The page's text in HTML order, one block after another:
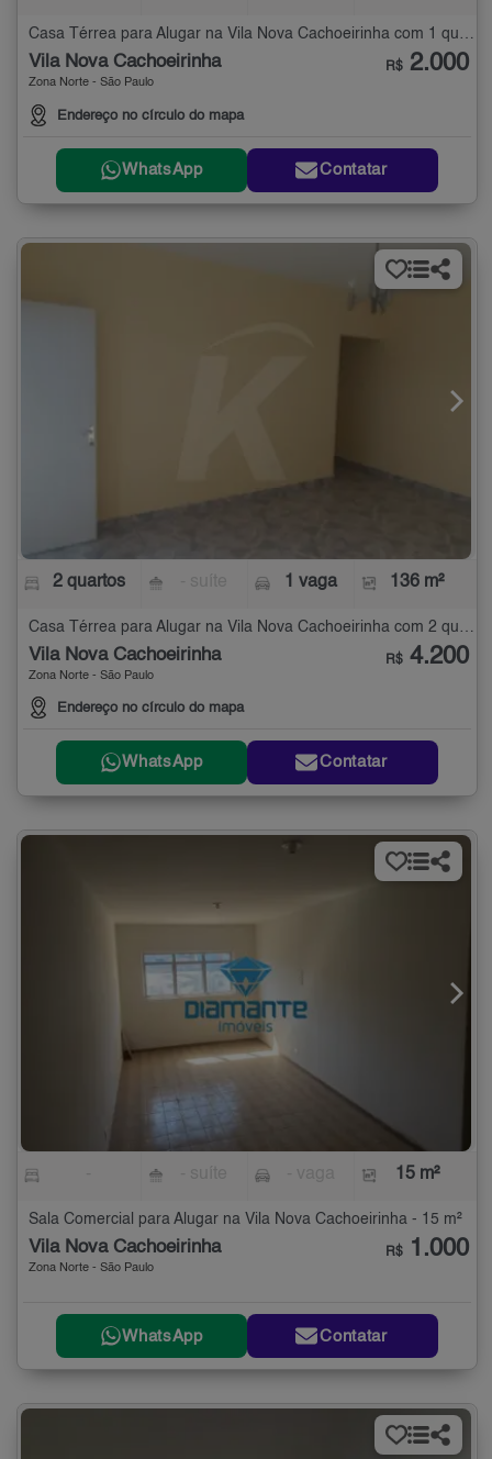
Casa Térrea para Alugar na Vila Nova Cachoeirinha com 1 quarto - 94 m²
Vila Nova Cachoeirinha
Zona Norte - São Paulo
Endereço no círculo do mapa
R$ 2.000
WhatsApp Contatar
2 quartos 1 vaga 136 m²
Vila Nova Cachoeirinha
Zona Norte - São Paulo
Endereço no círculo do mapa
R$ 4.200
WhatsApp Contatar
15 m²
Sala Comercial para Alugar na Vila Nova Cachoeirinha - 15 m²
Vila Nova Cachoeirinha
Zona Norte - São Paulo
R$ 1.000
WhatsApp Contatar